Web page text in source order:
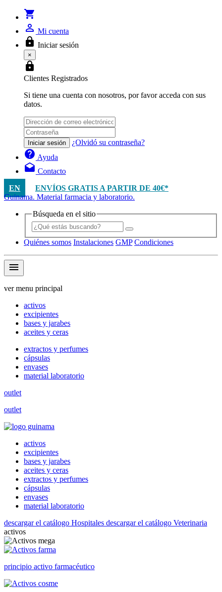
shopping_cart
person_outline Mi cuenta
lock Iniciar sesión
×
lock
Clientes Registrados
Si tiene una cuenta con nosotros, por favor acceda con sus
datos.
Iniciar sesión ¿Olvidó su contraseña?
help Ayuda
drafts Contacto
EN
ENVÍOS GRATIS A PARTIR DE 40€*
Guinama. Material farmacia y laboratorio.
Búsqueda en el sitio
Quiénes somos Instalaciones GMP Condiciones
menu
ver menu principal
activos
excipientes
bases y jarabes
aceites y ceras
extractos y perfumes
cápsulas
envases
material laboratorio
outlet
outlet
activos
excipientes
bases y jarabes
aceites y ceras
extractos y perfumes
cápsulas
envases
material laboratorio
descargar el catálogo Hospitales descargar el catálogo Veterinaria
activos
principio activo farmacéutico